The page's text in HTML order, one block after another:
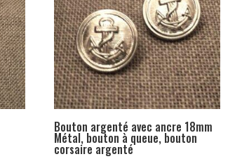
Bouton argenté avec ancre 18mm
Métal, bouton à queue, bouton
corsaire argenté